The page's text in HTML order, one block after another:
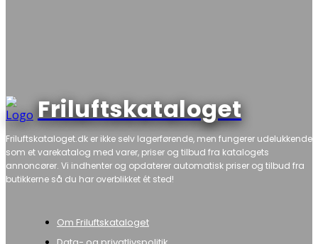
Friluftskataloget
Friluftskataloget.dk er ikke selv lagerførende, men fungerer udelukkende
som et varekatalog med varer, priser og tilbud fra katalogets
annoncører. Vi indhenter og opdaterer automatisk priser og tilbud fra
butikkerne så du har overblikket ét sted!
Om Friluftskataloget